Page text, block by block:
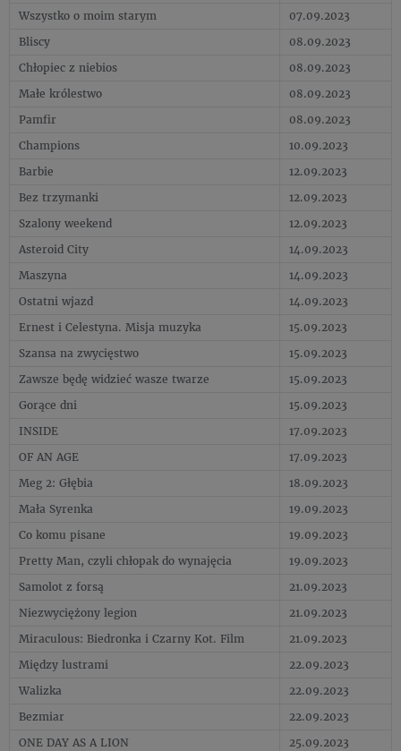
Wszystko o moim starym
07.09.2023
Bliscy
08.09.2023
Chłopiec z niebios
08.09.2023
Małe królestwo
08.09.2023
Pamfir
08.09.2023
Champions
10.09.2023
Barbie
12.09.2023
Bez trzymanki
12.09.2023
Szalony weekend
12.09.2023
Asteroid City
14.09.2023
Maszyna
14.09.2023
Ostatni wjazd
14.09.2023
Ernest i Celestyna. Misja muzyka
15.09.2023
Szansa na zwycięstwo
15.09.2023
Zawsze będę widzieć wasze twarze
15.09.2023
Gorące dni
15.09.2023
INSIDE
17.09.2023
OF AN AGE
17.09.2023
Meg 2: Głębia
18.09.2023
Mała Syrenka
19.09.2023
Co komu pisane
19.09.2023
Pretty Man, czyli chłopak do wynajęcia
19.09.2023
Samolot z forsą
21.09.2023
Niezwyciężony legion
21.09.2023
Miraculous: Biedronka i Czarny Kot. Film
21.09.2023
Między lustrami
22.09.2023
Walizka
22.09.2023
Bezmiar
22.09.2023
ONE DAY AS A LION
25.09.2023